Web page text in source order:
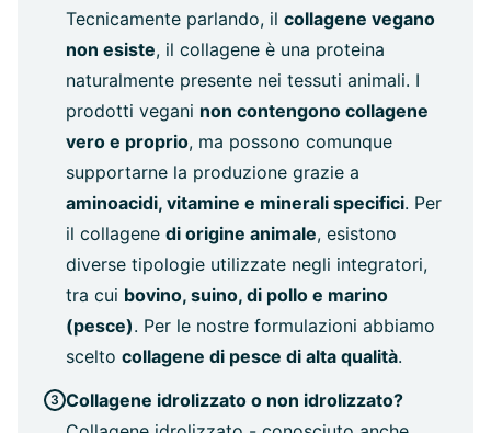
Tecnicamente parlando, il collagene vegano
non esiste, il collagene è una proteina
naturalmente presente nei tessuti animali. I
prodotti vegani non contengono collagene
vero e proprio, ma possono comunque
supportarne la produzione grazie a
aminoacidi, vitamine e minerali specifici. Per
il collagene di origine animale, esistono
diverse tipologie utilizzate negli integratori,
tra cui bovino, suino, di pollo e marino
(pesce). Per le nostre formulazioni abbiamo
scelto collagene di pesce di alta qualità.
Collagene idrolizzato o non idrolizzato?